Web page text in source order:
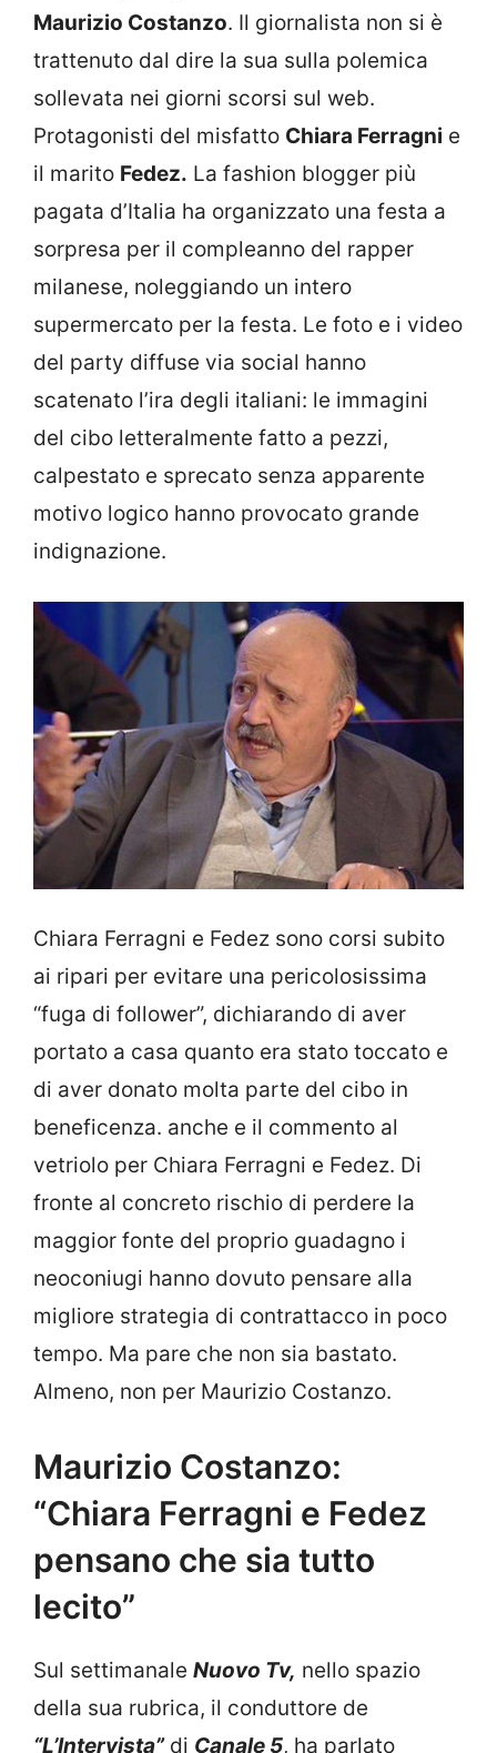
Maurizio Costanzo. Il giornalista non si è
trattenuto dal dire la sua sulla polemica
sollevata nei giorni scorsi sul web.
Protagonisti del misfatto Chiara Ferragni e
il marito Fedez. La fashion blogger più
pagata d’Italia ha organizzato una festa a
sorpresa per il compleanno del rapper
milanese, noleggiando un intero
supermercato per la festa. Le foto e i video
del party diffuse via social hanno
scatenato l’ira degli italiani: le immagini
del cibo letteralmente fatto a pezzi,
calpestato e sprecato senza apparente
motivo logico hanno provocato grande
indignazione.
Chiara Ferragni e Fedez sono corsi subito
ai ripari per evitare una pericolosissima
“fuga di follower”, dichiarando di aver
portato a casa quanto era stato toccato e
di aver donato molta parte del cibo in
beneficenza. anche e il commento al
vetriolo per Chiara Ferragni e Fedez. Di
fronte al concreto rischio di perdere la
maggior fonte del proprio guadagno i
neoconiugi hanno dovuto pensare alla
migliore strategia di contrattacco in poco
tempo. Ma pare che non sia bastato.
Almeno, non per Maurizio Costanzo.
Maurizio Costanzo:
“Chiara Ferragni e Fedez
pensano che sia tutto
lecito”
Sul settimanale Nuovo Tv, nello spazio
della sua rubrica, il conduttore de
“L’Intervista”di Canale 5, ha parlato